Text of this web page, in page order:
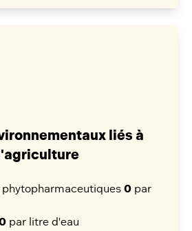
liés à
0 par
par litre d'eau